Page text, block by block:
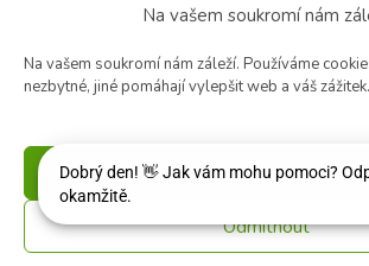
Na vašem soukromí nám
Na vašem soukromí nám záleží. Používáme
nezbytné, jiné pomáhají vylepšit web a váš zážitek.
Příjmout
Odmítnout
🕑 So: 9:00 – 15:00